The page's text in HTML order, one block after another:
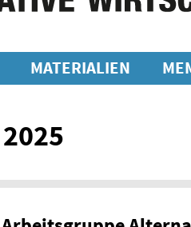
MATERIALIEN